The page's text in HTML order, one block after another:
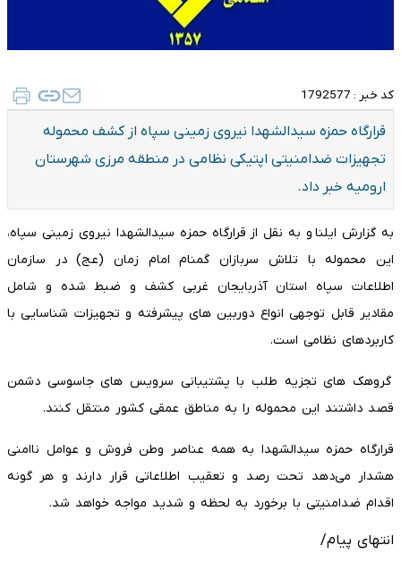
کد خبر : 1792577
قرارگاه حمزه سیدالشهدا نیروی زمینی سپاه از کشف محموله
تجهیزات ضدامنیتی اپتیکی نظامی در منطقه مرزی شهرستان
ارومیه خبر داد.
به گزارش ایلنا و به نقل از قرارگاه حمزه سیدالشهدا نیروی زمینی سپاه،
این محموله با تلاش سربازان گمنام امام زمان (عج) در سازمان
اطلاعات سپاه استان آذربایجان غربی کشف و ضبط شده و شامل
مقادیر قابل توجهی انواع دوربین های پیشرفته و تجهیزات شناسایی با
کاربردهای نظامی است.
گروهک های تجزیه طلب با پشتیبانی سرویس های جاسوسی دشمن
قصد داشتند این محموله را به مناطق عمقی کشور منتقل کنند.
قرارگاه حمزه سیدالشهدا به همه عناصر وطن فروش و عوامل ناامنی
هشدار می‌دهد تحت رصد و تعقیب اطلاعاتی قرار دارند و هر گونه
اقدام ضدامنیتی با برخورد به لحظه و شدید مواجه خواهد شد.
انتهای پیام/